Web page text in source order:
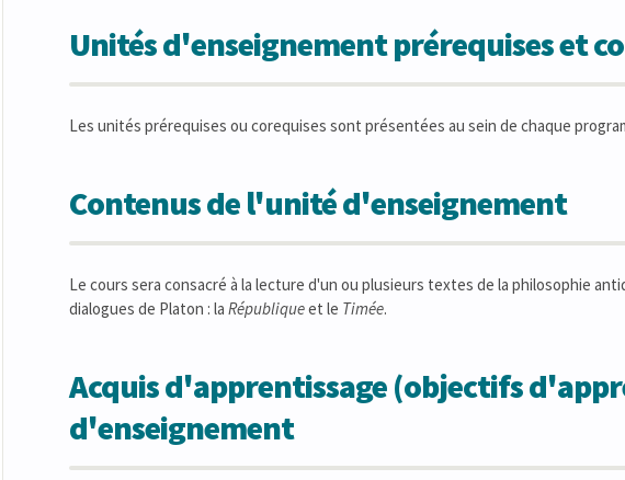
Unités d'enseignement prérequises et
Les unités prérequises ou corequises sont présentées au sein de chaque
Contenus de l'unité d'enseignement
Le cours sera consacré à la lecture d'un ou plusieurs textes de la philosophie
dialogues de Platon : la Républiqueet le Timée.
Acquis d'apprentissage (objectifs
d'enseignement